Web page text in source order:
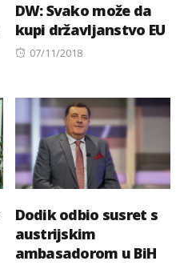
DW: Svako može da
kupi državljanstvo EU
Posted
07/11/2018
Dodik odbio susret s
austrijskim
ambasadorom u BiH